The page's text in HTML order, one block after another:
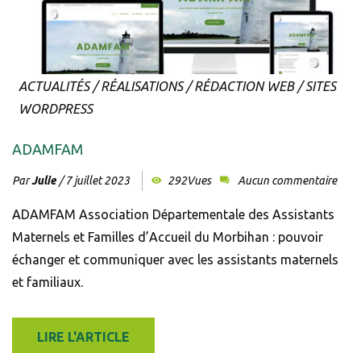
ACTUALITÉS/RÉALISATIONS/RÉDACTION WEB/SITES
WORDPRESS
ADAMFAM
ParJulie /7 juillet 2023 292Vues Aucun commentaire
ADAMFAM Association Départementale des Assistants
Maternels et Familles d’Accueil du Morbihan : pouvoir
échanger et communiquer avec les assistants maternels
et familiaux.
LIRE L'ARTICLE